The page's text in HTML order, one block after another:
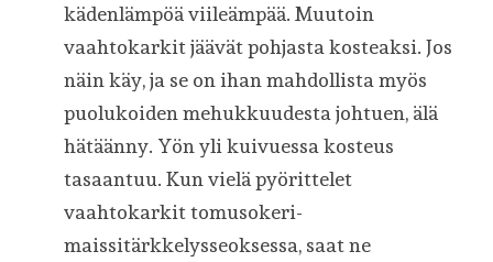
kädenlämpöä viileämpää. Muutoin
vaahtokarkit jäävät pohjasta kosteaksi. Jos
näin käy, ja se on ihan mahdollista myös
puolukoiden mehukkuudesta johtuen, älä
hätäänny. Yön yli kuivuessa kosteus
tasaantuu. Kun vielä pyörittelet
vaahtokarkit tomusokeri-
maissitärkkelysseoksessa, saat ne